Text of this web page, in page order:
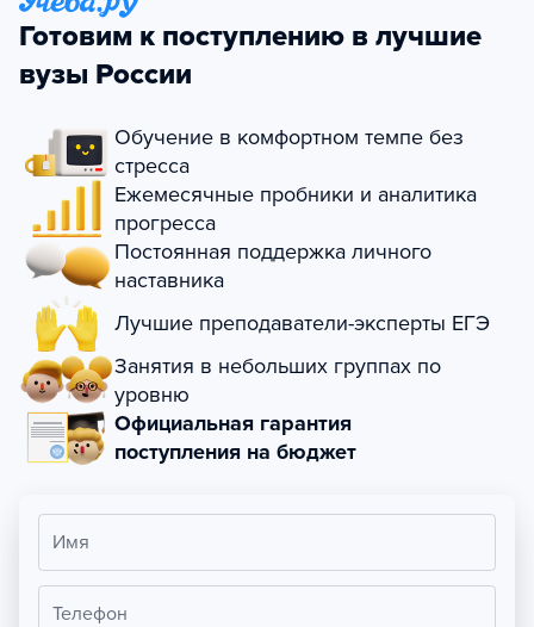
Готовим к поступлению в лучшие
вузы России
Обучение в комфортном темпе без
стресса
Ежемесячные пробники и аналитика
прогресса
Постоянная поддержка личного
наставника
Лучшие преподаватели-эксперты ЕГЭ
Занятия в небольших группах по
уровню
Официальная гарантия
поступления на бюджет
Имя
Телефон